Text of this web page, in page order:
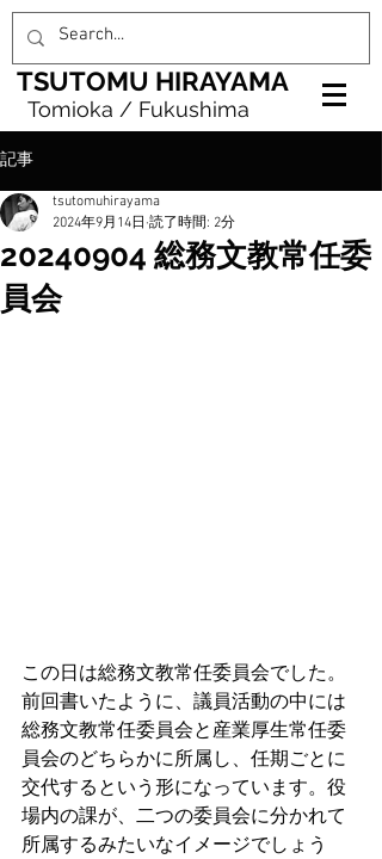
TSUTOMU HIRAYAMA
Tomioka / Fukushima
記事
20240904 総務文教常任委
員会
tsutomuhirayama
2024年9月14日 読了時間: 2分
この日は総務文教常任委員会でした。
前回書いたように、議員活動の中には
総務文教常任委員会と産業厚生常任委
員会のどちらかに所属し、任期ごとに
交代するという形になっています。役
場内の課が、二つの委員会に分かれて
所属するみたいなイメージでしょう